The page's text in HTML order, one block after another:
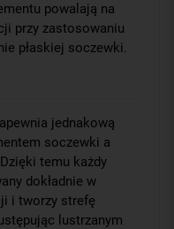
powalają na
przy zastosowaniu
płaskiej soczewki.
jednakową
soczewki a
temu każdy
dokładnie w
i tworzy strefę
lustrzanym